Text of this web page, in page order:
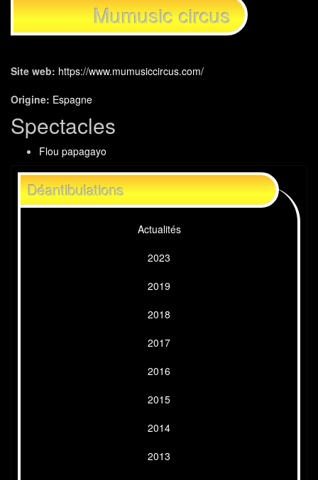
Mumusic circus
Site web: https://www.mumusiccircus.com/
Origine: Espagne
Spectacles
Flou papagayo
Déantibulations
Actualités
2023
2019
2018
2017
2016
2015
2014
2013